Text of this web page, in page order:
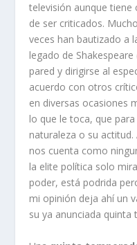
televisión aunque
de ser criticados.
veces han bautizado a
legado de
pared y dirigirse al
acuerdo con otros
en diversas ocasiones
lo que le toca, que
naturaleza o su
nos cuenta como
la elite política solo
poder, está podrida
mi opinión deja ahí un
su ya anunciada quinta